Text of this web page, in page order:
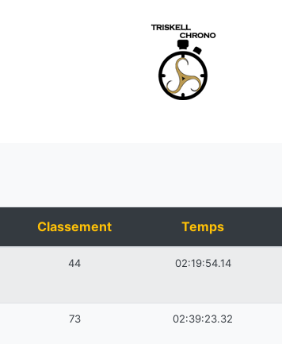
Classement Temps
44 02:19:54.14
73 02:39:23.32